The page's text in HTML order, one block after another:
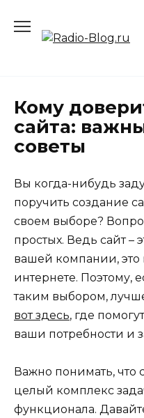
содержанию
Кому
сайта:
советы
Вы когда-нибудь
поручить создание
своем выборе?
простых. Ведь сайт –
вашей компании,
интернете. Поэтому,
таким выбором,
вот здесь, где
ваши потребности и
Важно понимать, что
целый комплекс
функционала.